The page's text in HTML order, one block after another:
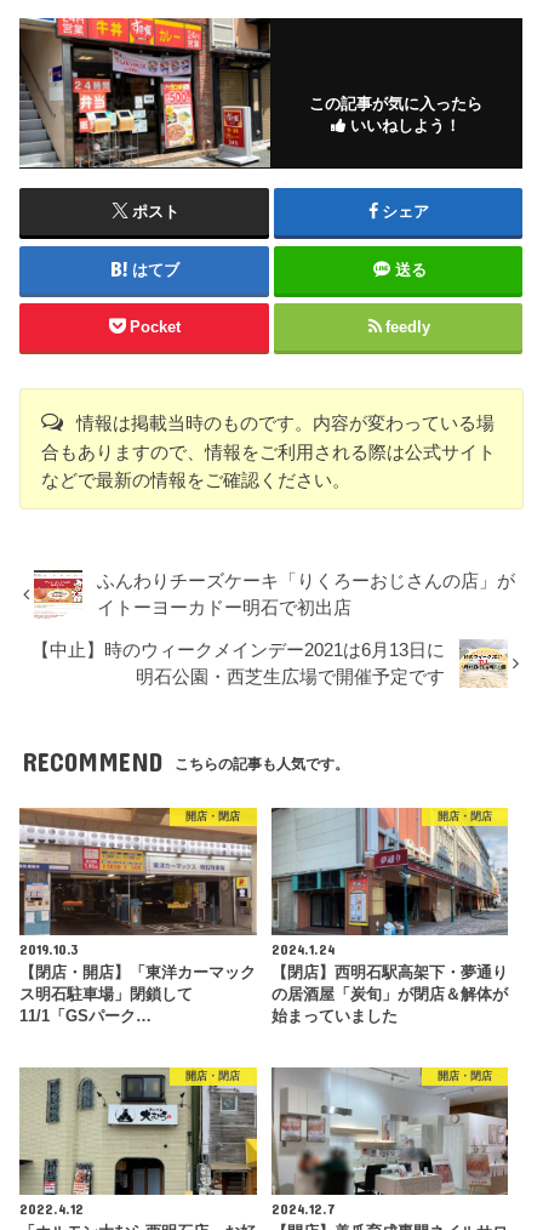
この記事が気に入ったら
いいねしよう！
ポスト シェア
はてブ 送る
Pocket feedly
情報は掲載当時のものです。内容が変わっている場
合もありますので、情報をご利用される際は公式サイト
などで最新の情報をご確認ください。
ふんわりチーズケーキ「りくろーおじさんの店」が
イトーヨーカドー明石で初出店
【中止】時のウィークメインデー2021は6月13日に
明石公園・西芝生広場で開催予定です
RECOMMEND こちらの記事も人気です。
開店・閉店
2019.10.3
【閉店・開店】「東洋カーマック
ス明石駐車場」閉鎖して
11/1「GSパーク…
開店・閉店
2024.1.24
【閉店】西明石駅高架下・夢通り
の居酒屋「炭旬」が閉店＆解体が
始まっていました
開店・閉店
2022.4.12
開店・閉店
2024.12.7